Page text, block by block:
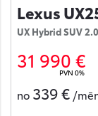
Lexus
UX Hybrid SUV
31 990 €
PVN 0%
no 339 € /